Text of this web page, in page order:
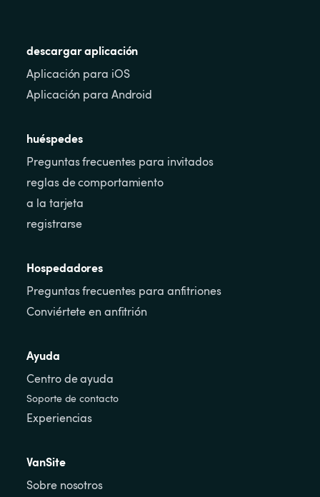
descargar aplicación
Aplicación para iOS
Aplicación para Android
huéspedes
Preguntas frecuentes para invitados
reglas de comportamiento
a la tarjeta
registrarse
Hospedadores
Preguntas frecuentes para anfitriones
Conviértete en anfitrión
Ayuda
Centro de ayuda
Soporte de contacto
Experiencias
VanSite
Sobre nosotros